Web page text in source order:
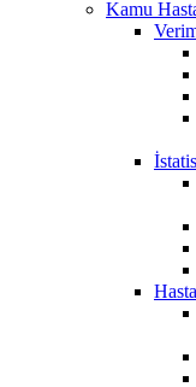
Kamu